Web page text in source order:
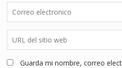
Guarda mi nombre, correo